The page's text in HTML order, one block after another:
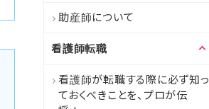
助産師について
看護師転職
看護師が転職する際に必ず知っ
ておくべきことを、プロが伝